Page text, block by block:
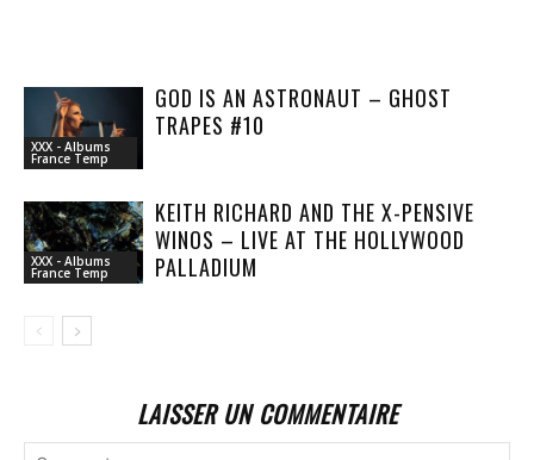
XXX - Albums
France Temp
GOD IS AN ASTRONAUT – GHOST
TRAPES #10
XXX - Albums
France Temp
KEITH RICHARD AND THE X-PENSIVE
WINOS – LIVE AT THE HOLLYWOOD
PALLADIUM
LAISSER UN COMMENTAIRE